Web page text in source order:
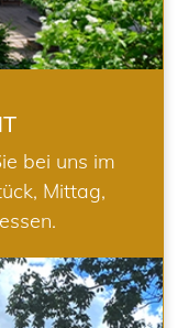
bei uns im
Mittag,